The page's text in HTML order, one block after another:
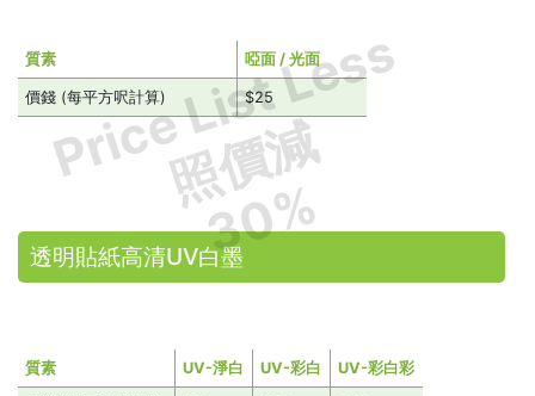
Price List Less
照價減
30%
質素 啞面 / 光面
價錢 (每平方呎計算) $25
透明貼紙高清UV白墨
質素 UV-淨白 UV-彩白 UV-彩白彩